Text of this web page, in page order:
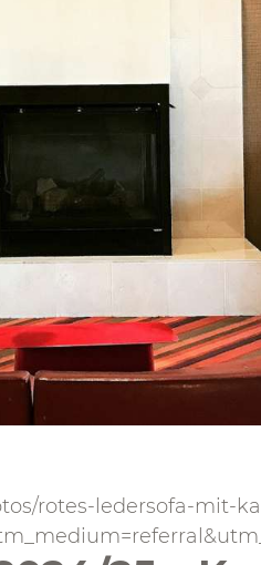
rotes-ledersofa-mit-